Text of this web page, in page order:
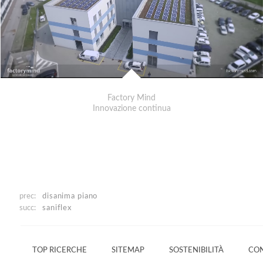
Factory Mind
Innovazione continua
prec:
disanima piano
succ:
saniflex
TOP RICERCHE SITEMAP SOSTENIBILITÀ